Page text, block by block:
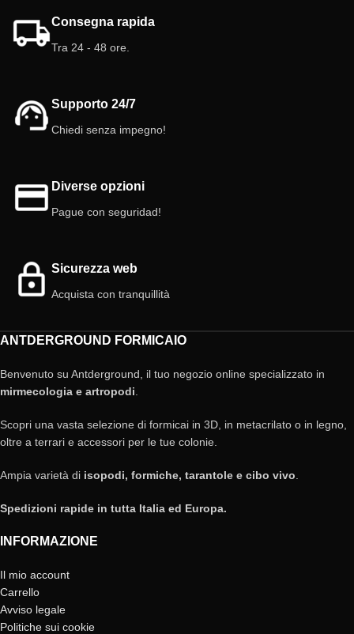
oasi naturale.Consegna rapida
Tra 24 - 48 ore.
Supporto 24/7
Chiedi senza impegno!
Diverse opzioni
Pague con seguridad!
Sicurezza web
Acquista con tranquillità
ANTDERGROUND FORMICAIO
Benvenuto su Antderground, il tuo negozio online specializzato in
mirmecologia e artropodi
Scopri una vasta selezione di formicai in 3D, in metacrilato o in legno,
oltre a terrari e accessori per le tue colonie.
Ampia varietà di isopodi, formiche, tarantole e cibo vivo
Spedizioni rapide in tutta Italia ed Europa.
INFORMAZIONE
Il mio account
Carrello
Avviso legale
Politiche sui cookie